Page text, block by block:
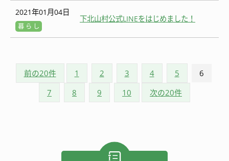
2021年01月04日
暮 ら し
下北山村公式LINEをはじめました！
前の20件 1 2 3 4 5
6
7
8 9 10 次の20件